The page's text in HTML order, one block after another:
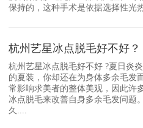
保持的，这种手术是依据选择性光
杭州艺星冰点脱毛好不好？
杭州艺星冰点脱毛好不好 ?夏日炎
的夏装，你却还在为身体多余毛发
常影响求美者的整体美观，因此许
冰点脱毛来改善自身多余毛发问题
久....